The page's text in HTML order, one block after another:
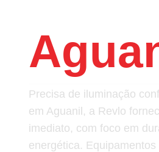
Precisa de iluminação
em Aguanil, a Revlo
imediato, com foco em
energética.